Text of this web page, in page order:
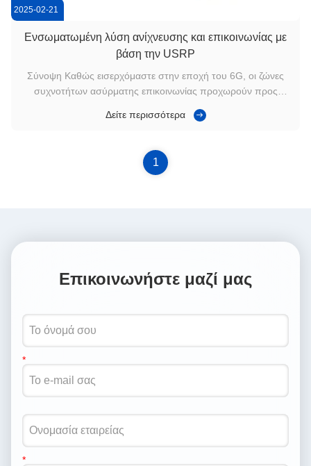
2025-02-21
Ενσωματωμένη λύση ανίχνευσης και επικοινωνίας με
βάση την USRP
Σύνοψη Καθώς εισερχόμαστε στην εποχή του 6G, οι ζώνες
συχνοτήτων ασύρματης επικοινωνίας προχωρούν προς
τεραχέρτζ,σταδιακά επικαλύπτονται με τις παραδοσιακές
και της επικοινωνίας στο ίδιο φάσ...
Δείτε περισσότερα
1
Επικοινωνήστε μαζί μας